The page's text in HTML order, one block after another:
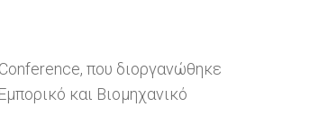
που διοργανώθηκε
και Βιομηχανικό